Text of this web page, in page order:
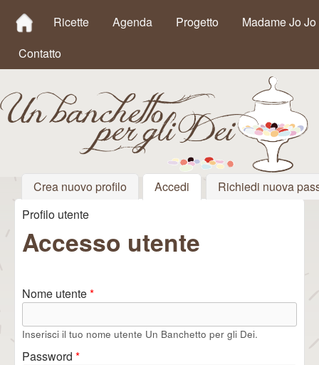
MAIN MENU
Ricette Agenda Progetto
Madame Jo Jo
Contatto
Un
Banchetto
Crea nuovo profilo Accedi (scheda attiva)
Richiedi nuova
Tu sei qui
Profilo utente
Accesso utente
Nome utente*
Inserisci il tuo nome utente Un Banchetto per gli Dei.
Password *